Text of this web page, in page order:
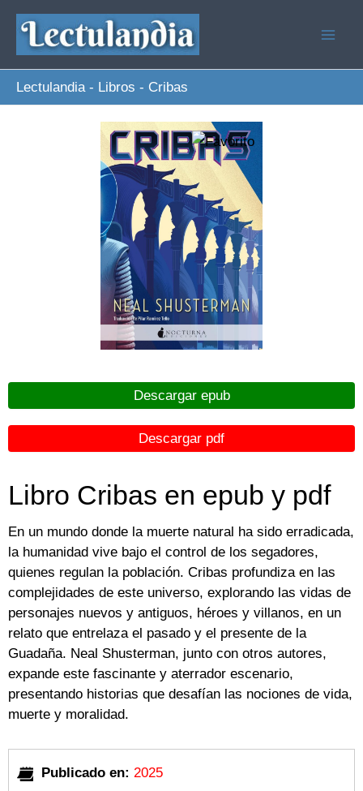
contenido
Lectulandia- Libros - Cribas
Descargar epub
Descargar pdf
Libro Cribas en epub y pdf
En un mundo donde la muerte natural ha sido erradicada,
la humanidad vive bajo el control de los segadores,
quienes regulan la población. Cribas profundiza en las
complejidades de este universo, explorando las vidas de
personajes nuevos y antiguos, héroes y villanos, en un
relato que entrelaza el pasado y el presente de la
Guadaña. Neal Shusterman, junto con otros autores,
expande este fascinante y aterrador escenario,
presentando historias que desafían las nociones de vida,
muerte y moralidad.
Publicado en: 2025